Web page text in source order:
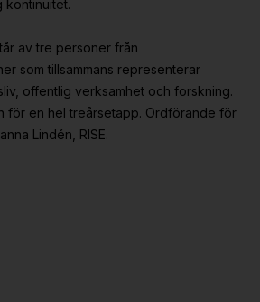
kontinuitet.
av tre personer från
som tillsammans representerar
offentlig verksamhet och forskning.
för en hel treårsetapp. Ordförande för
Lindén, RISE.